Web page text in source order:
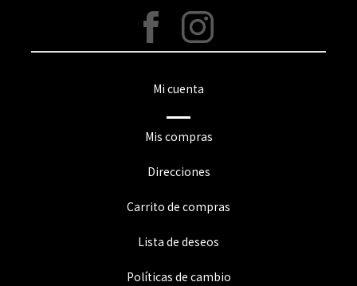
Mi cuenta
Mis compras
Direcciones
Carrito de compras
Lista de deseos
Políticas de cambio